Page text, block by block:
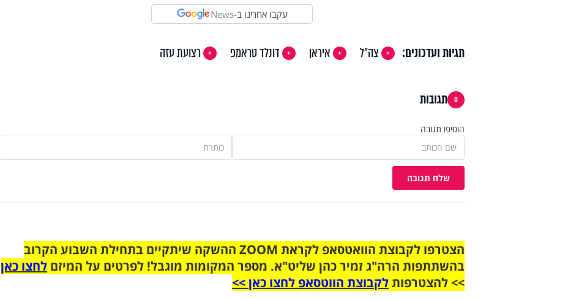
עקבו אחרינו ב-News
תגיות ועדכונים: צה"ל איראן דונלד טראמפ רצועת עזה
0 תגובות
הוסיפו תגובה
שלח תגובה
הצטרפו לקבוצת הוואטסאפ לקראת ZOOM ההשקה שיתקיים בתחילת השבוע הקרוב
בהשתתפות הרה"ג זמיר כהן שליט"א. מספר המקומות מוגבל! לפרטים על המיזם לחצו כאן
>> להצטרפותלקבוצת הווטסאפ לחצו כאן >>